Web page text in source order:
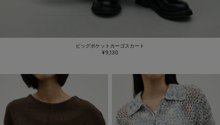
ビッグポケットカーゴスカート
¥ 9,130